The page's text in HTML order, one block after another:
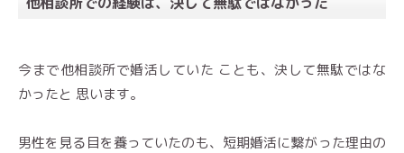
今まで他相談所で婚活していた ことも、決して無駄ではな
かったと 思います。
男性を見る目を養っていたのも、短期婚活に繋がった理由の